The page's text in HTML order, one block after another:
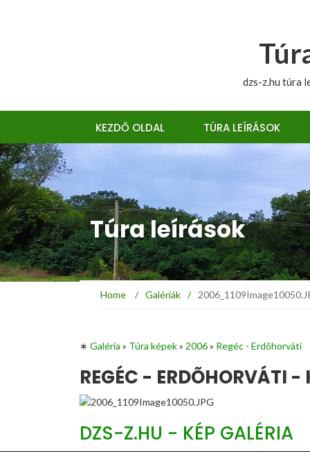
dzs-z.hu túra
KEZDŐ OLDAL TÚRA LEÍRÁSOK
Túra leírások
Home / Galériák /
∗ Galéria » Túra képek» 2006» Regéc - Erdõhorváti
REGÉC - ERDÕHORVÁTI -
DZS-Z.HU - KÉP GALÉRIA